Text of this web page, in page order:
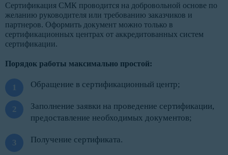
Сертификация СМК проводится на добровольной основе по
желанию руководителя или требованию заказчиков и
партнеров. Оформить документ можно только в
сертификационных центрах от аккредитованных систем
сертификации.
Порядок работы максимально простой:
Обращение в сертификационный центр;
Заполнение заявки на проведение сертификации,
предоставление необходимых документов;
Получение сертификата.